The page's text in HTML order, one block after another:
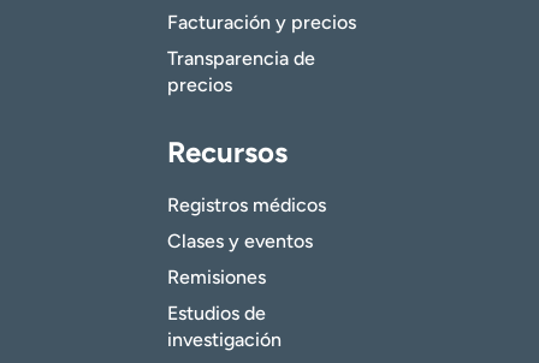
Facturación y precios
Transparencia de
precios
Recursos
Registros médicos
Clases y eventos
Remisiones
Estudios de
investigación